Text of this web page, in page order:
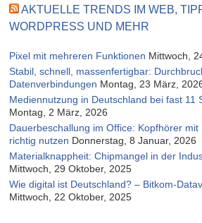
AKTUELLE TRENDS IM WEB,
WORDPRESS UND MEHR
Pixel mit mehreren Funktionen Mittwoch,
Stabil, schnell, massenfertigbar:
Datenverbindungen Montag, 23 März,
Mediennutzung in Deutschland bei fast 11
Montag, 2 März, 2026
Dauerbeschallung im Office: Kopfhörer mit
richtig nutzen Donnerstag, 8 Januar, 2026
Materialknappheit: Chipmangel in der
Mittwoch, 29 Oktober, 2025
Wie digital ist Deutschland? – Bitkom-
Mittwoch, 22 Oktober, 2025